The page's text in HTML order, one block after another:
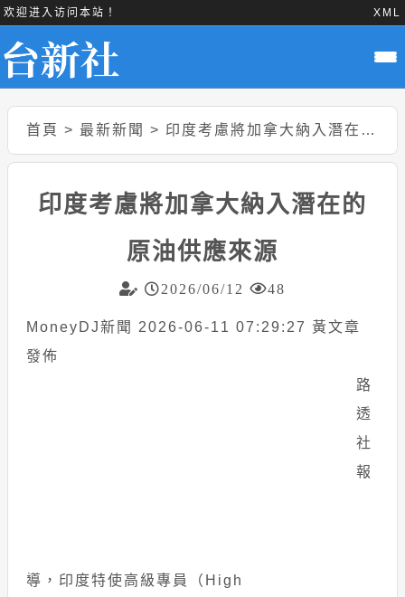
欢迎进入访问本站！ XML
首頁 > 最新新聞 > 印度考慮將加拿大納入潛在的原油供應來源
印度考慮將加拿大納入潛在的
原油供應來源
2026/06/12 48
MoneyDJ新聞 2026-06-11 07:29:27 黃文章
發佈
路
透
社
報
導，印度特使高級專員（High